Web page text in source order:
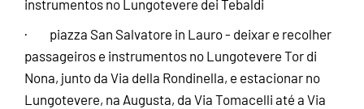
instrumentos no Lungotevere dei Tebaldi
· piazza San Salvatore in Lauro - deixar e recolher
passageiros e instrumentos no Lungotevere Tor di
Nona, junto da Via della Rondinella, e estacionar no
Lungotevere, na Augusta, da Via Tomacelli até a Via